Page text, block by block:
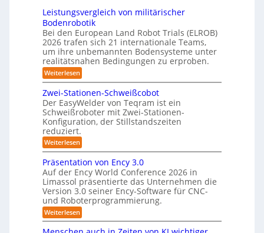
r
6m
3
D
-
S
t
e
r
e
o
-
K
a
m
r
a
s
y
s
t
u
t
t
l
e
-
S
y
s
t
e
m
f
ü
r
R
e
i
n
r
Leistungsvergleich von militärischer
Bodenrobotik
Bei den European Land Robot Trials (ELROB)
2026 trafen sich 21 internationale Teams,
um ihre unbemannten Bodensysteme unter
realitätsnahen Bedingungen zu erproben.
Weiterlesen:
L
e
i
s
t
u
g
s
v
e
r
g
l
e
i
c
h
v
Zwei-Stationen-Schweißcobot
Der EasyWelder von Teqram ist ein
Schweißroboter mit Zwei-Stationen-
Konfiguration, der Stillstandszeiten
reduziert.
Weiterlesen:
Z
w
e
i
-
S
t
a
t
i
Präsentation von Ency 3.0
Auf der Ency World Conference 2026 in
Limassol präsentierte das Unternehmen die
Version 3.0 seiner Ency-Software für CNC-
und Roboterprogrammierung.
Weiterlesen:
P